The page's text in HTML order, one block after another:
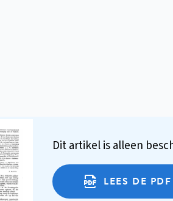
Dit artikel is alleen
LEES DE PDF